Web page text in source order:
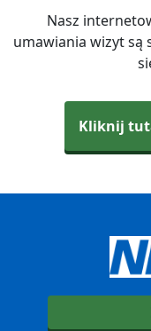
Nasz
umawiania wizyt są
Kliknij